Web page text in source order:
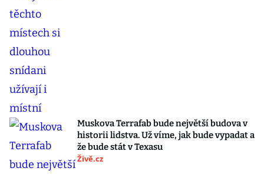
Muskova Terrafab bude největší budova v
historii lidstva. Už víme, jak bude vypadat a
že bude stát v Texasu
Živě.cz